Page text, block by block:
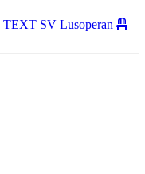
TEXT SV Lusoperan